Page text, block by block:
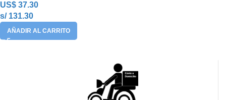
US$ 37.30
s/ 131.30
AÑADIR AL CARRITO